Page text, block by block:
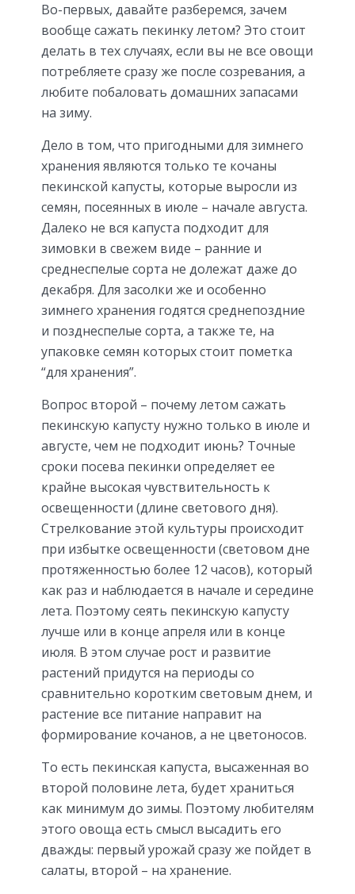
Во-первых, давайте разберемся, зачем
вообще сажать пекинку летом? Это стоит
делать в тех случаях, если вы не все овощи
потребляете сразу же после созревания, а
любите побаловать домашних запасами
на зиму.
Дело в том, что пригодными для зимнего
хранения являются только те кочаны
пекинской капусты, которые выросли из
семян, посеянных в июле – начале августа.
Далеко не вся капуста подходит для
зимовки в свежем виде – ранние и
среднеспелые сорта не долежат даже до
декабря. Для засолки же и особенно
зимнего хранения годятся среднепоздние
и позднеспелые сорта, а также те, на
упаковке семян которых стоит пометка
“для хранения”.
Вопрос второй – почему летом сажать
пекинскую капусту нужно только в июле и
августе, чем не подходит июнь? Точные
сроки посева пекинки определяет ее
крайне высокая чувствительность к
освещенности (длине светового дня).
Стрелкование этой культуры происходит
при избытке освещенности (световом дне
протяженностью более 12 часов), который
как раз и наблюдается в начале и середине
лета. Поэтому сеять пекинскую капусту
лучше или в конце апреля или в конце
июля. В этом случае рост и развитие
растений придутся на периоды со
сравнительно коротким световым днем, и
растение все питание направит на
формирование кочанов, а не цветоносов.
То есть пекинская капуста, высаженная во
второй половине лета, будет храниться
как минимум до зимы. Поэтому любителям
этого овоща есть смысл высадить его
дважды: первый урожай сразу же пойдет в
салаты, второй – на хранение.